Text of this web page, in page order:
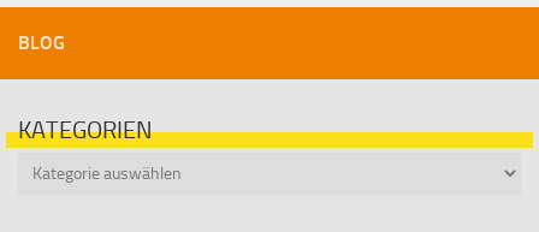
BLOG
KATEGORIEN
Kategorien